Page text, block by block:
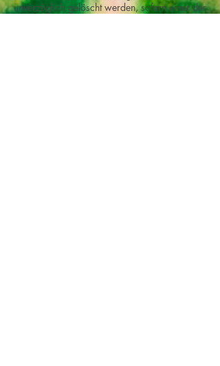
unverzüglich gelöscht werden, sofern einer der